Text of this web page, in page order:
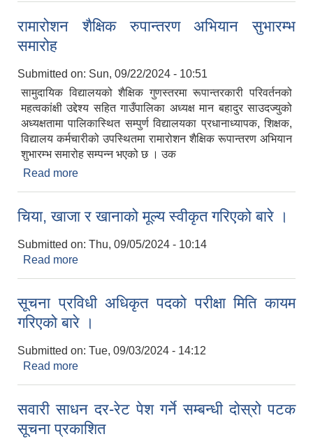
पहलकदमी सराहनिय छ ! थप उर्जा र पहलकदमिको लागि
रामारोशन शैक्षिक रुपान्तरण अभियान सुभारम्भ
समारोह
Submitted on: Sun, 09/22/2024 - 10:51
सामुदायिक विद्यालयको शैक्षिक गुणस्तरमा रूपान्तरकारी परिवर्तनको
महत्वकांक्षी उद्देश्य सहित गाउँपालिका अध्यक्ष मान बहादुर साउदज्युको
अध्यक्षतामा पालिकास्थित सम्पुर्ण विद्यालयका प्रधानाध्यापक, शिक्षक,
विद्यालय कर्मचारीको उपस्थितमा रामारोशन शैक्षिक रूपान्तरण अभियान
शुभारम्भ समारोह सम्पन्न भएको छ । उक
Read more
चिया, खाजा र खानाको मूल्य स्वीकृत गरिएको बारे ।
Submitted on: Thu, 09/05/2024 - 10:14
Read more
सूचना प्रविधी अधिकृत पदको परीक्षा मिति कायम
गरिएको बारे ।
Submitted on: Tue, 09/03/2024 - 14:12
Read more
सवारी साधन दर-रेट पेश गर्ने सम्बन्धी दोस्रो पटक
सूचना प्रकाशित